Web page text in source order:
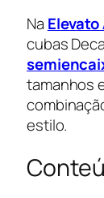
Na
cubas
tamanhos
estilo.